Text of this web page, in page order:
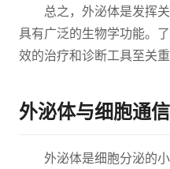
总之，外泌体是发挥
具有广泛的生物学功能。
效的治疗和诊断工具至关重
外泌体与细胞通信
外泌体是细胞分泌的